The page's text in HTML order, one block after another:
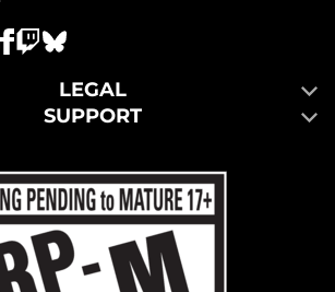
LEGAL
SUPPORT